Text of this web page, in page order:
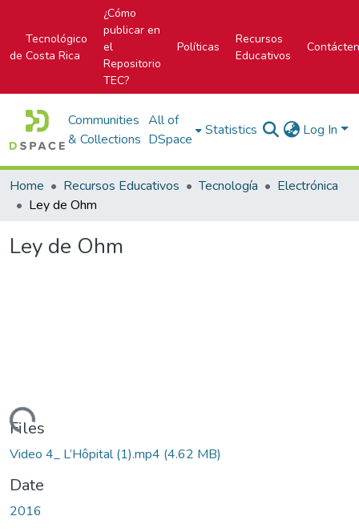
Tecnológico
de Costa Rica
¿Cómo
publicar en
el
Repositorio
TEC?
Políticas
Recursos
Educativos
Communities
& Collections
All of
DSpace
Statistics Log In
Home Recursos Educativos Tecnología
Electrónica
Ley de Ohm
Ley de Ohm
Loading...
Files
Video 4_ L’Hôpital (1).mp4 (4.62 MB)
Date
2016